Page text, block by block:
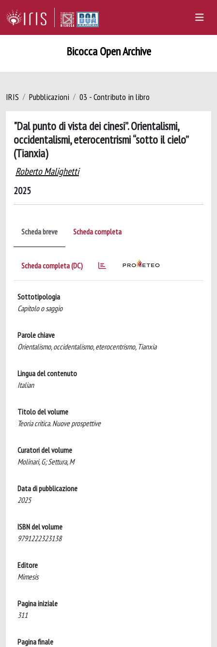
Bicocca Open Archive
IRIS Pubblicazioni 03 - Contributo in libro
"Dal punto di vista dei cinesi”. Orientalismi,
occidentalismi, eterocentrismi “sotto il cielo”
(Tianxia)
Roberto Malighetti
2025
Scheda breve Scheda completa
Scheda completa (DC)
Sottotipologia
Capitolo o saggio
Parole chiave
Orientalismo, occidentalismo, eterocentrismo, Tianxia
Lingua del contenuto
Italian
Titolo del volume
Teoria critica. Nuove prospettive
Curatori del volume
Molinari, G; Settura, M
Data di pubblicazione
2025
ISBN del volume
9791222323138
Editore
Mimesis
Pagina iniziale
311
Pagina finale